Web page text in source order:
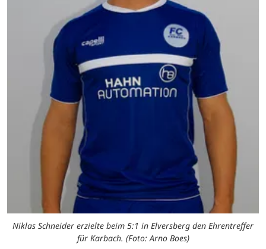
Niklas Schneider erzielte beim 5:1 in Elversberg den Ehrentreffer
für Karbach. (Foto: Arno Boes)